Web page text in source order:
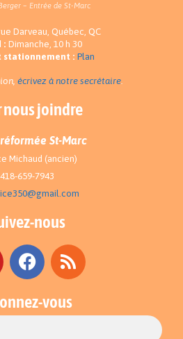
– Entrée de St-Marc
Darveau, Québec, QC
: Dimanche, 10 h 30
stationnement : Plan
écrivez à notre secrétaire.
nous joindre
St-Marc
Michaud (ancien)
418-659-7943
nous
vous